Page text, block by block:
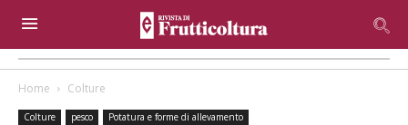
Home Colture
Colture pesco Potatura e forme di allevamento